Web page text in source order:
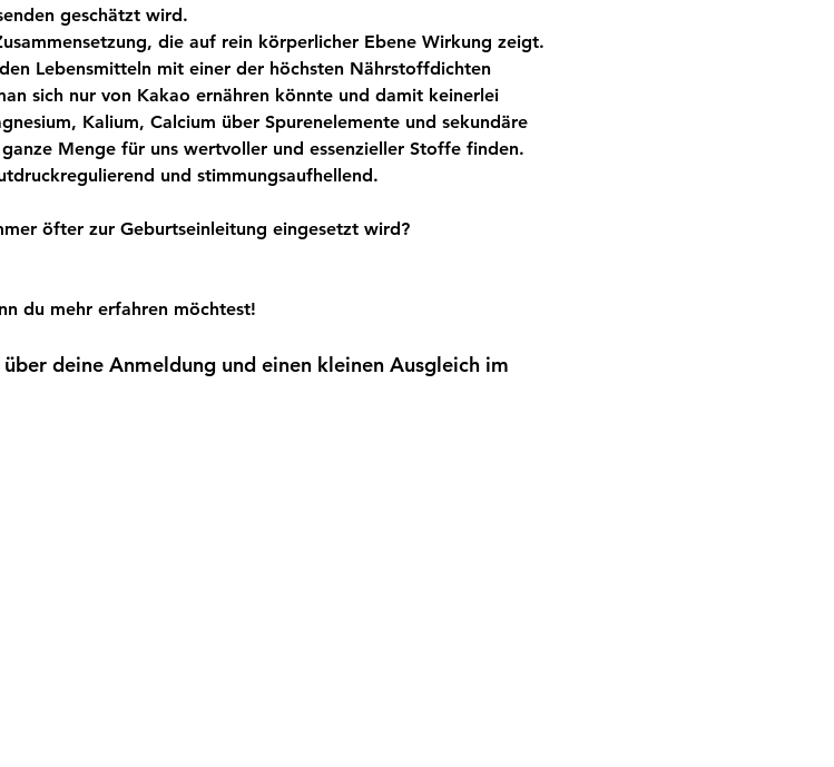
geschätzt wird.
die auf rein körperlicher Ebene Wirkung zeigt.
Lebensmitteln mit einer der höchsten Nährstoffdichten
sich nur von Kakao ernähren könnte und damit keinerlei
Kalium, Calcium über Spurenelemente und sekundäre
Menge für uns wertvoller und essenzieller Stoffe finden.
und stimmungsaufhellend.
öfter zur Geburtseinleitung eingesetzt wird?
du mehr erfahren möchtest!
deine Anmeldung und einen kleinen Ausgleich im